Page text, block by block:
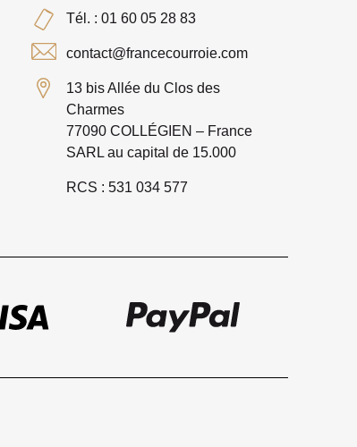
Tél. : 01 60 05 28 83
contact@francecourroie.com
13 bis Allée du Clos des
Charmes
77090 COLLÉGIEN – France
SARL au capital de 15.000
RCS : 531 034 577